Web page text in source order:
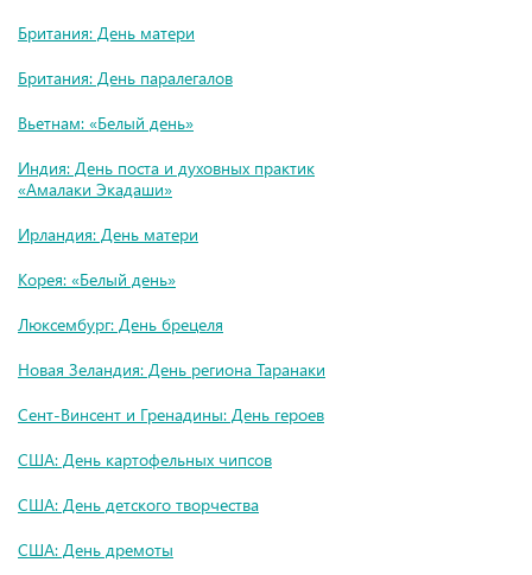
Британия: День матери
Британия: День паралегалов
Вьетнам: «Белый день»
Индия: День поста и духовных практик
«Амалаки Экадаши»
Ирландия: День матери
Корея: «Белый день»
Люксембург: День брецеля
Новая Зеландия: День региона Таранаки
Сент-Винсент и Гренадины: День героев
США: День картофельных чипсов
США: День детского творчества
США: День дремоты